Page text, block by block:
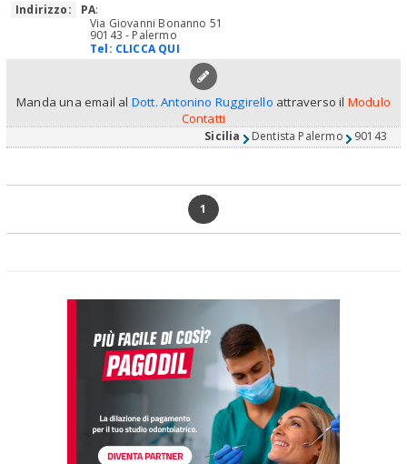
Indirizzo:
PA:
Via Giovanni Bonanno 51
90143 - Palermo
Tel: CLICCA QUI
Manda una email al Dott. Antonino Ruggirello attraverso il Modulo
Contatti
Sicilia Dentista Palermo 90143
1